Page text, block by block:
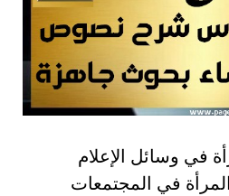
في وسائل الإعلام
في المجتمعات